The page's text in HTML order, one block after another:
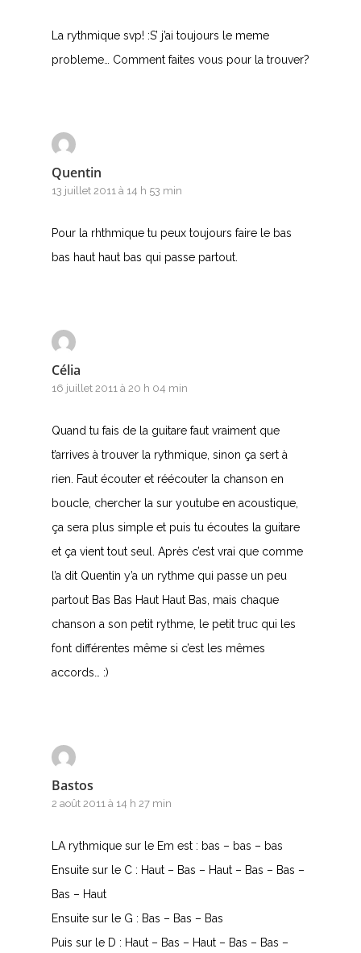
La rythmique svp! :S’ j’ai toujours le meme
probleme… Comment faites vous pour la trouver?
Quentin
13 juillet 2011 à 14 h 53 min
Pour la rhthmique tu peux toujours faire le bas
bas haut haut bas qui passe partout.
Célia
16 juillet 2011 à 20 h 04 min
Quand tu fais de la guitare faut vraiment que
t’arrives à trouver la rythmique, sinon ça sert à
rien. Faut écouter et réécouter la chanson en
boucle, chercher la sur youtube en acoustique,
ça sera plus simple et puis tu écoutes la guitare
et ça vient tout seul. Après c’est vrai que comme
l’a dit Quentin y’a un rythme qui passe un peu
partout Bas Bas Haut Haut Bas, mais chaque
chanson a son petit rythme, le petit truc qui les
font différentes même si c’est les mêmes
accords… :)
Bastos
2 août 2011 à 14 h 27 min
LA rythmique sur le Em est : bas – bas – bas
Ensuite sur le C : Haut – Bas – Haut – Bas – Bas –
Bas – Haut
Ensuite sur le G : Bas – Bas – Bas
Puis sur le D : Haut – Bas – Haut – Bas – Bas –
P
Q
V
Top 100
Accords de guitare